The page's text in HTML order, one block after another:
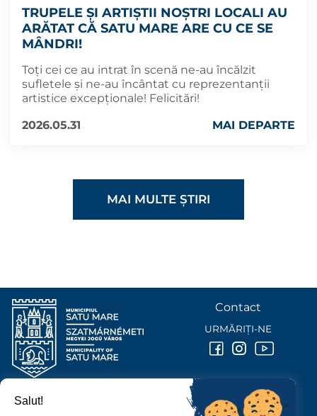
TRUPELE ȘI ARTIȘTII NOȘTRI LOCALI AU
ARĂTAT CĂ SATU MARE ARE CU CE SE
MÂNDRI!
Toți cei ce au intrat în scenă ne-au încălzit
sufletele și ne-au încântat cu reprezentanții
artistice excepționale! Felicitări!
2026.05.31
MAI DEPARTE
MAI MULTE ȘTIRI
PRIMĂRIA MUNICIPIULUI
Contact
URMĂRIȚI-NE
Salut!